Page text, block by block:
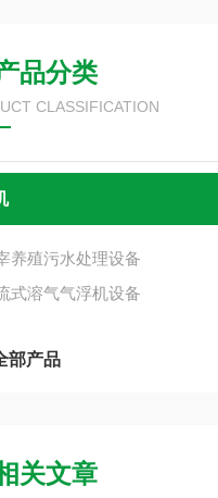
品分类
CLASSIFICATION
养殖污水处理设备
式溶气气浮机设备
部产品
关文章